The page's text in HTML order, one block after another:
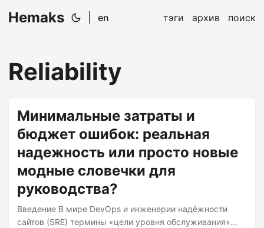
Hemaks en тэги архив поиск
Reliability
Минимальные затраты и
бюджет ошибок: реальная
надежность или просто новые
модные словечки для
руководства?
Введение В мире DevOps и инженерии надёжности
сайтов (SRE) термины «цели уровня обслуживания»